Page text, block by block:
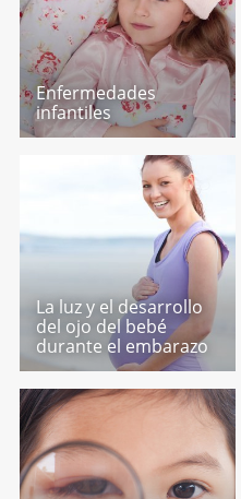
Enfermedades
infantiles
La luz y el desarrollo
del ojo del bebé
durante el embarazo